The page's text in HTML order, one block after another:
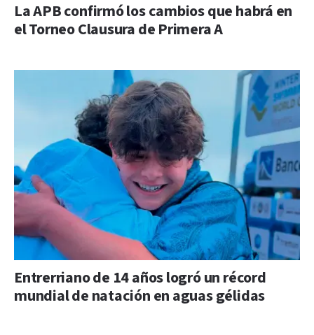
La APB confirmó los cambios que habrá en
el Torneo Clausura de Primera A
Entrerriano de 14 años logró un récord
mundial de natación en aguas gélidas